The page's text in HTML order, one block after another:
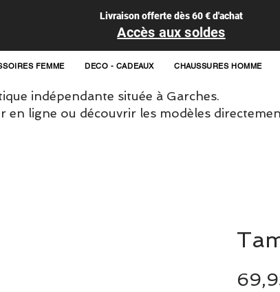
Livraison offerte dès 60 € d'achat
Accès aux soldes
FEMME DECO - CADEAUX CHAUSSURES HOMME
indépendante située à Garches.
en ligne ou découvrir les modèles